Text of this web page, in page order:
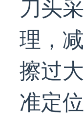
理，
擦过
准定